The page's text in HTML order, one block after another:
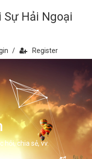
Hải Ngoại
/ Register
hỏi, chia sẻ, vv.